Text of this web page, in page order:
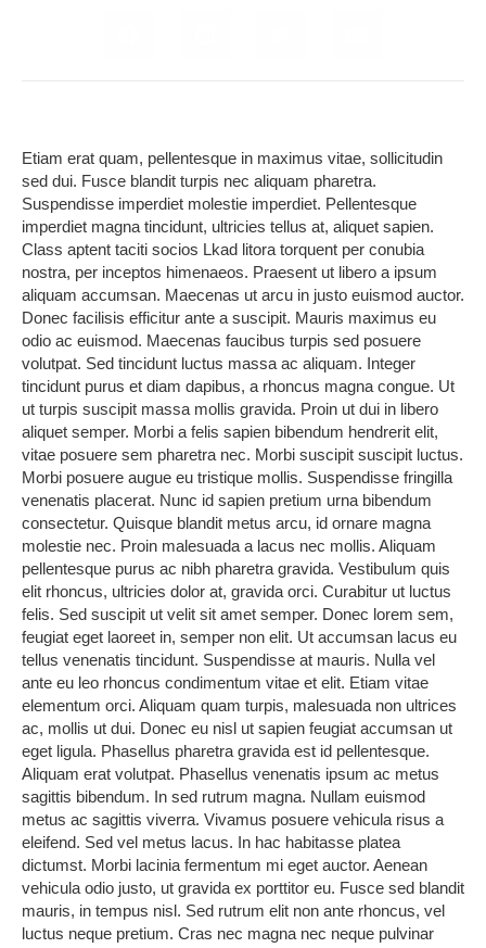
Etiam erat quam, pellentesque in maximus vitae, sollicitudin
sed dui. Fusce blandit turpis nec aliquam pharetra.
Suspendisse imperdiet molestie imperdiet. Pellentesque
imperdiet magna tincidunt, ultricies tellus at, aliquet sapien.
Class aptent taciti socios Lkad litora torquent per conubia
nostra, per inceptos himenaeos. Praesent ut libero a ipsum
aliquam accumsan. Maecenas ut arcu in justo euismod auctor.
Donec facilisis efficitur ante a suscipit. Mauris maximus eu
odio ac euismod. Maecenas faucibus turpis sed posuere
volutpat. Sed tincidunt luctus massa ac aliquam. Integer
tincidunt purus et diam dapibus, a rhoncus magna congue. Ut
ut turpis suscipit massa mollis gravida. Proin ut dui in libero
aliquet semper. Morbi a felis sapien bibendum hendrerit elit,
vitae posuere sem pharetra nec. Morbi suscipit suscipit luctus.
Morbi posuere augue eu tristique mollis. Suspendisse fringilla
venenatis placerat. Nunc id sapien pretium urna bibendum
consectetur. Quisque blandit metus arcu, id ornare magna
molestie nec. Proin malesuada a lacus nec mollis. Aliquam
pellentesque purus ac nibh pharetra gravida. Vestibulum quis
elit rhoncus, ultricies dolor at, gravida orci. Curabitur ut luctus
felis. Sed suscipit ut velit sit amet semper. Donec lorem sem,
feugiat eget laoreet in, semper non elit. Ut accumsan lacus eu
tellus venenatis tincidunt. Suspendisse at mauris. Nulla vel
ante eu leo rhoncus condimentum vitae et elit. Etiam vitae
elementum orci. Aliquam quam turpis, malesuada non ultrices
ac, mollis ut dui. Donec eu nisl ut sapien feugiat accumsan ut
eget ligula. Phasellus pharetra gravida est id pellentesque.
Aliquam erat volutpat. Phasellus venenatis ipsum ac metus
sagittis bibendum. In sed rutrum magna. Nullam euismod
metus ac sagittis viverra. Vivamus posuere vehicula risus a
eleifend. Sed vel metus lacus. In hac habitasse platea
dictumst. Morbi lacinia fermentum mi eget auctor. Aenean
vehicula odio justo, ut gravida ex porttitor eu. Fusce sed blandit
mauris, in tempus nisl. Sed rutrum elit non ante rhoncus, vel
luctus neque pretium. Cras nec magna nec neque pulvinar